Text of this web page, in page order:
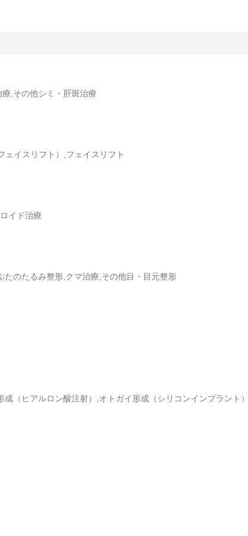
,その他シミ・肝斑治療
ェイスリフト）,フェイスリフト
イド治療
のたるみ整形,クマ治療,その他目・目元整形
（ヒアルロン酸注射）,オトガイ形成（シリコンインプラント）